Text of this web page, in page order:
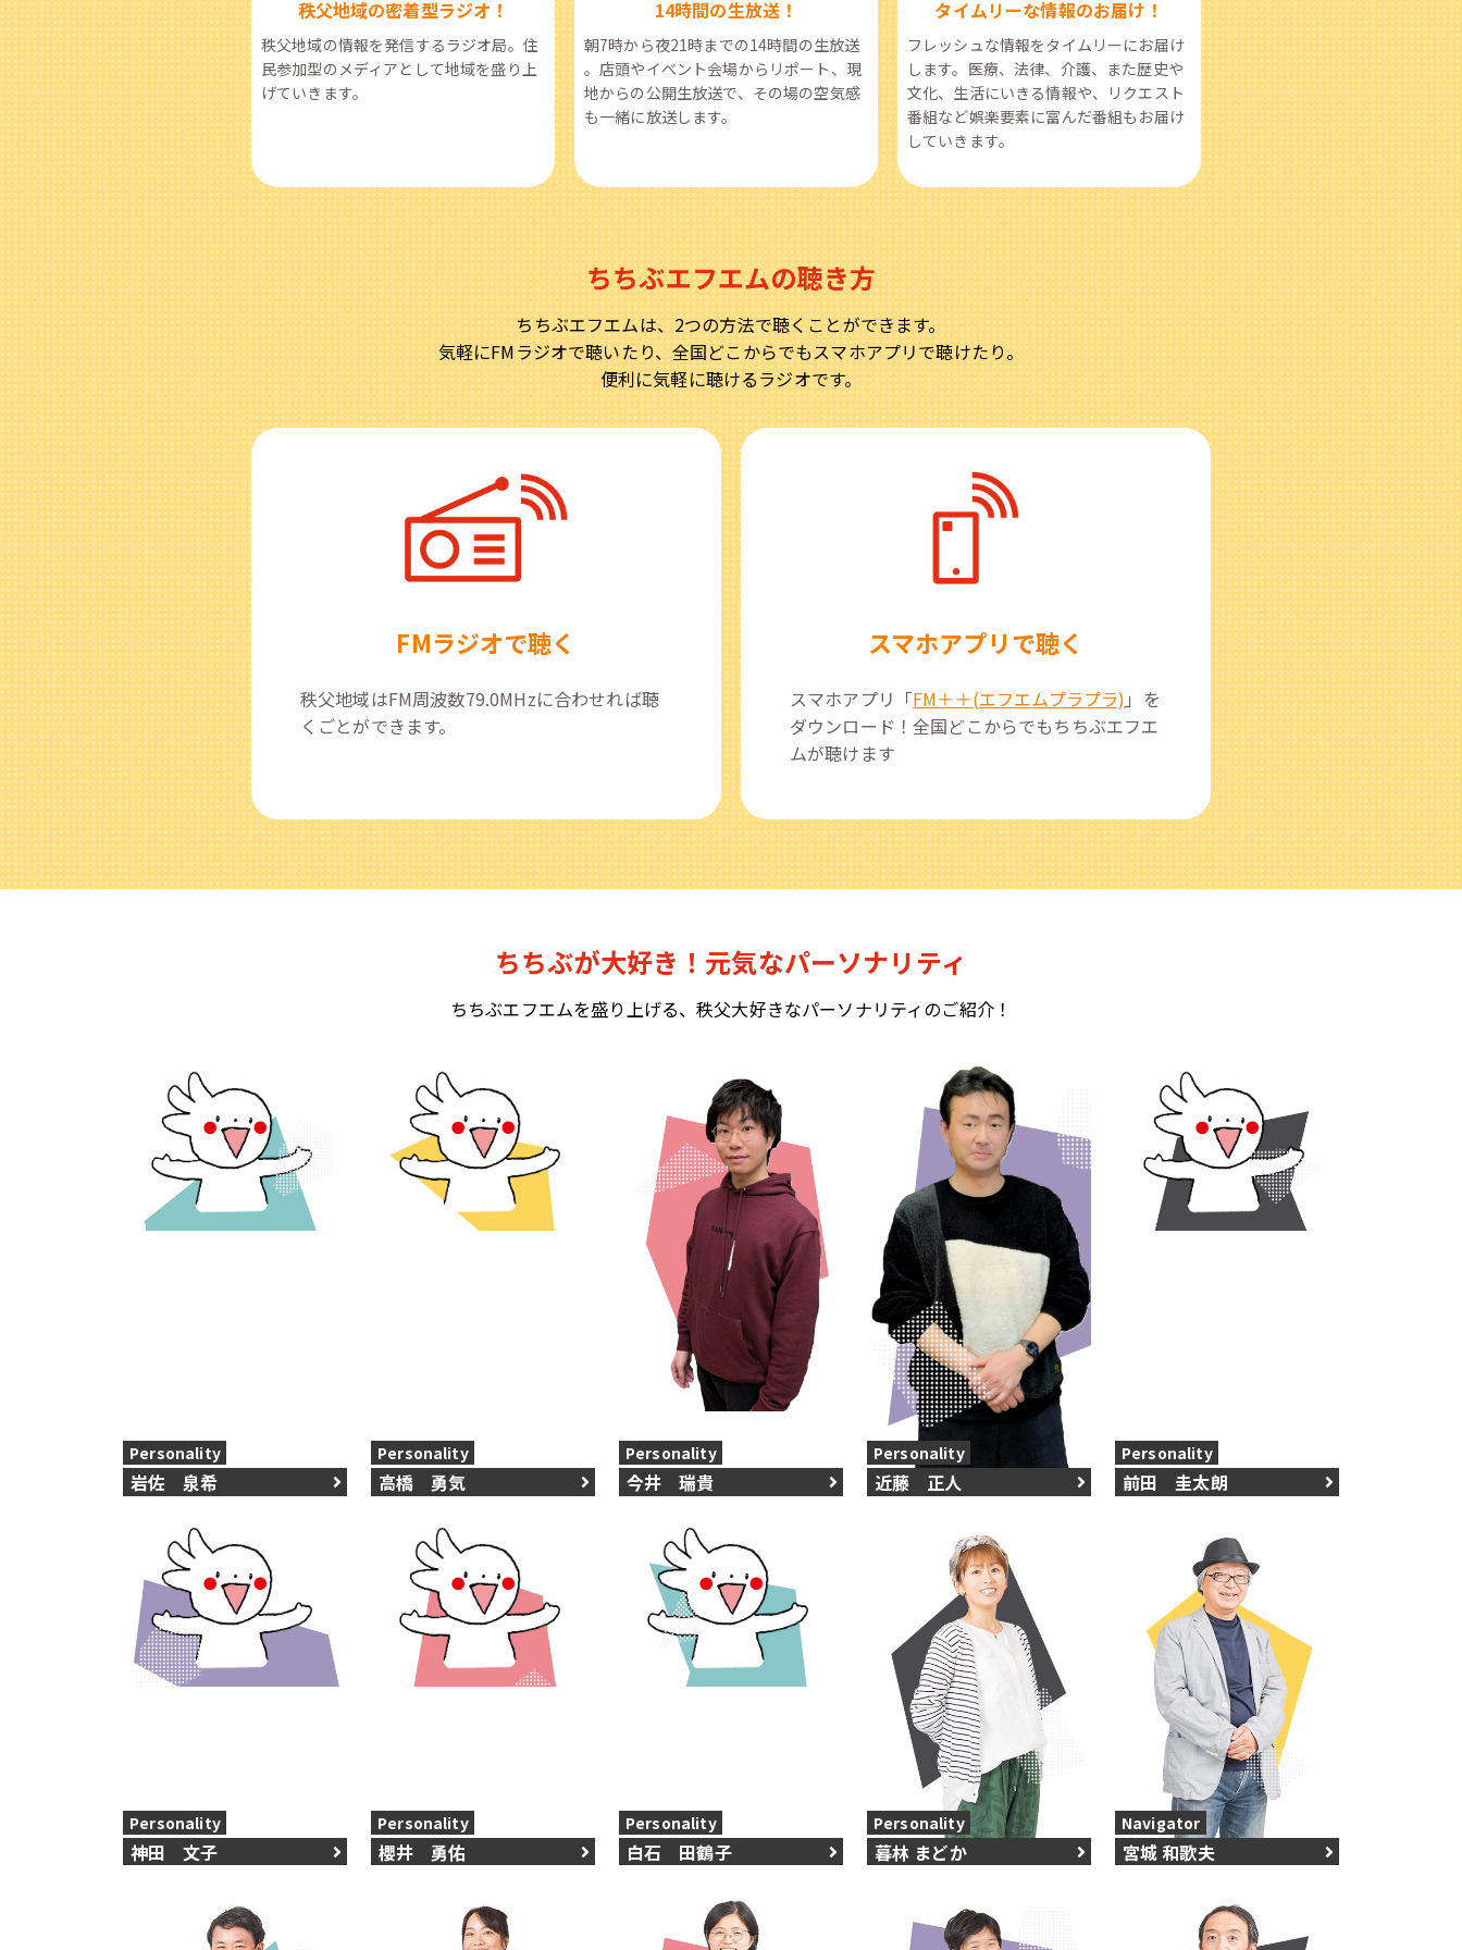
秩父地域の密着型ラジオ！
秩父地域の情報を発信するラジオ局。住
民参加型のメディアとして地域を盛り上
げていきます。
14時間の生放送！
朝7時から夜21時までの14時間の生放送
。店頭やイベント会場からリポート、現
地からの公開生放送で、その場の空気感
も一緒に放送します。
タイムリーな情報のお届け！
フレッシュな情報をタイムリーにお届け
します。医療、法律、介護、また歴史や
文化、生活にいきる情報や、リクエスト
番組など娯楽要素に富んだ番組もお届け
していきます。
ちちぶエフエムの聴き方
ちちぶエフエムは、2つの方法で聴くことができます。
気軽にFMラジオで聴いたり、全国どこからでもスマホアプリで聴けたり。
便利に気軽に聴けるラジオです。
FMラジオで聴く
秩父地域はFM周波数79.0MHzに合わせれば聴
くごとができます。
スマホアプリで聴く
スマホアプリ「FM＋＋(エフエムプラプラ) 」を
ダウンロード！全国どこからでもちちぶエフエ
ムが聴けます
ちちぶが大好き！ 元気なパーソナリティ
ちちぶエフエムを盛り上げる、秩父大好きなパーソナリティのご紹介！
Personality
岩佐 泉希
Personality
高橋 勇気
Personality
今井 瑞貴
Personality
近藤 正人
Personality
前田 圭太朗
Personality
神田 文子
Personality
櫻井 勇佑
Personality
白石 田鶴子
Personality
暮林 まどか
Navigator
宮城 和歌夫